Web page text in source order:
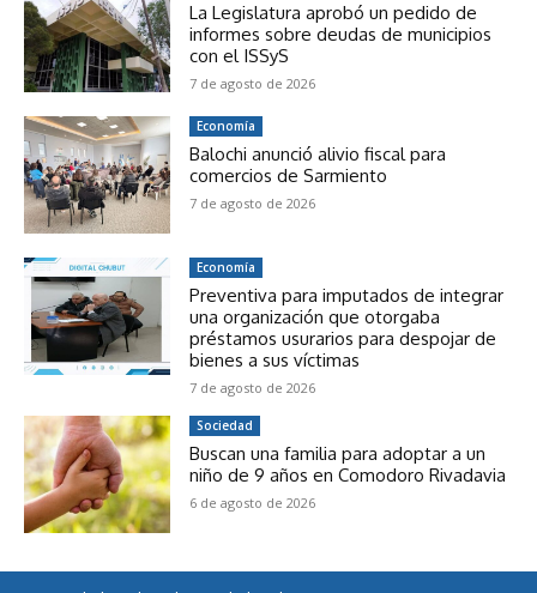
La Legislatura aprobó un pedido de
informes sobre deudas de municipios
con el ISSyS
7 de agosto de 2026
Economía
Balochi anunció alivio fiscal para
comercios de Sarmiento
7 de agosto de 2026
Economía
Preventiva para imputados de integrar
una organización que otorgaba
préstamos usurarios para despojar de
bienes a sus víctimas
7 de agosto de 2026
Sociedad
Buscan una familia para adoptar a un
niño de 9 años en Comodoro Rivadavia
6 de agosto de 2026